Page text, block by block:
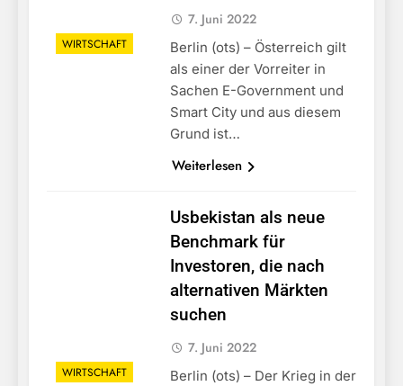
WIRTSCHAFT
7. Juni 2022
Berlin (ots) – Österreich gilt
als einer der Vorreiter in
Sachen E-Government und
Smart City und aus diesem
Grund ist…
Weiterlesen
WIRTSCHAFT
Usbekistan als neue
Benchmark für
Investoren, die nach
alternativen Märkten
suchen
7. Juni 2022
Berlin (ots) – Der Krieg in der